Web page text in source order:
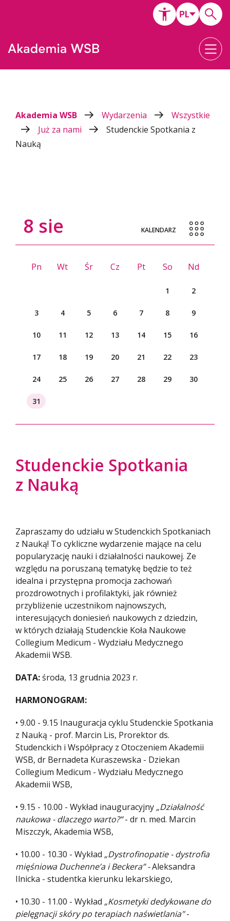
Akademia WSB Wydarzenia
Wszystkie
Już za nami
Studenckie Spotkania z
Nauką
8 sie KALENDARZ
Pn Wt Śr Cz Pt So Nd
1 2
3 4 5 6 7 8 9
10 11 12 13 14 15 16
17 18 19 20 21 22 23
24 25 26 27 28 29 30
31
Studenckie Spotkania
z Nauką
Zapraszamy do udziału w Studenckich Spotkaniach
z Nauką! To cykliczne wydarzenie mające na celu
popularyzację nauki i działalności naukowej. Ze
względu na poruszaną tematykę będzie to też
idealna i przystępna promocja zachowań
prozdrowotnych i profilaktyki, jak również
przybliżenie uczestnikom najnowszych,
interesujących doniesień naukowych z dziedzin,
w których działają Studenckie Koła Naukowe
Collegium Medicum - Wydziału Medycznego
Akademii WSB.
DATA:środa, 13 grudnia 2023 r.
HARMONOGRAM:
• 9.00 - 9.15 Inauguracja cyklu Studenckie Spotkania
z Nauką - prof. Marcin Lis, Prorektor ds.
Studenckich i Współpracy z Otoczeniem Akademii
WSB, dr Bernadeta Kuraszewska - Dziekan
Collegium Medicum - Wydziału Medycznego
Akademii WSB,
• 9.15 - 10.00 - Wykład inauguracyjny „Działalność
naukowa - dlaczego warto?”- dr n. med. Marcin
Miszczyk, Akademia WSB,
• 10.00 - 10.30 - Wykład „Dystrofinopatie - dystrofia
mięśniowa Duchenne’a i Beckera” -Aleksandra
Ilnicka - studentka kierunku lekarskiego,
• 10.30 - 11.00 - Wykład „Kosmetyki dedykowane do
pielęgnacji skóry po terapiach naświetlania"-